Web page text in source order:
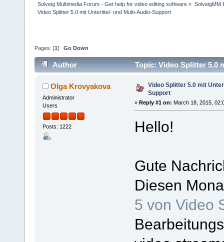
Solveig Multimedia Forum - Get help for video editing software » SolveigMM
Video Splitter 5.0 mit Untertitel- und Multi-Audio-Support
Pages: [1 ] Go Down
Author Topic: Video Splitter 5.0
Olga Krovyakova
Administrator
Users
Posts: 1222
Video Splitter 5.0 mit
Support
« Reply #1 on: March 18, 2015,
Hello!
Gute
Diesen
5 von Video